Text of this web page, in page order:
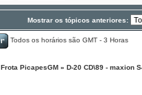
Mostrar os tópicos anteriores:
Todos os horários são GMT - 3 Horas
Frota PicapesGM » D-20 CD\89 - maxion